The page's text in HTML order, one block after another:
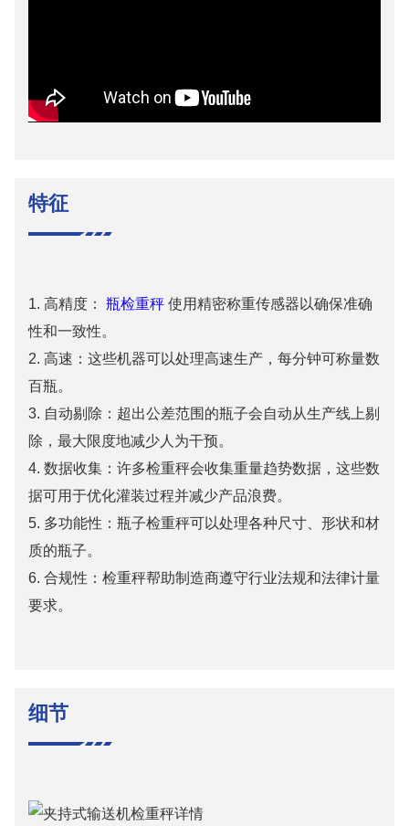
特征
1. 高精度： 瓶检重秤使用精密称重传感器以确保准确
性和一致性。
2. 高速：这些机器可以处理高速生产，每分钟可称量数
百瓶。
3. 自动剔除：超出公差范围的瓶子会自动从生产线上剔
除，最大限度地减少人为干预。
4. 数据收集：许多检重秤会收集重量趋势数据，这些数
据可用于优化灌装过程并减少产品浪费。
5. 多功能性：瓶子检重秤可以处理各种尺寸、形状和材
质的瓶子。
6. 合规性：检重秤帮助制造商遵守行业法规和法律计量
要求。
细节